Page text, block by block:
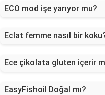
ECO mod işe yarıyor mu?
Eclat femme nasıl bir
Ece çikolata gluten içerir
EasyFishoil Doğal mı?